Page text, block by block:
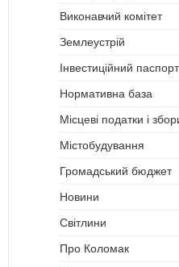
Виконавчий комітет
Землеустрій
Інвестиційний паспорт
Нормативна база
Місцеві податки і
Містобудування
Громадський бюджет
Новини
Світлини
Про Коломак